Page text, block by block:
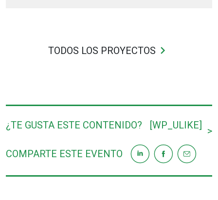
TODOS LOS PROYECTOS keyboard_arrow_right
¿TE GUSTA ESTE CONTENIDO? [WP_ULIKE]
>
COMPARTE ESTE EVENTO